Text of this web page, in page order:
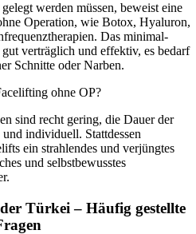
werden müssen, beweist eine
Operation, wie Botox, Hyaluron,
Das minimal-
verträglich und effektiv, es bedarf
Schnitte oder Narben.
ohne OP?
sind recht gering, die Dauer der
individuell. Stattdessen
ein strahlendes und verjüngtes
und selbstbewusstes
Türkei – Häufig gestellte